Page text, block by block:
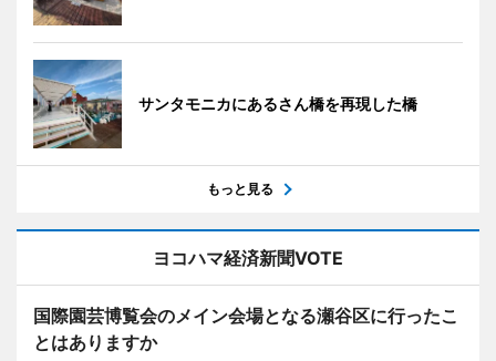
サンタモニカにあるさん橋を再現した橋
もっと見る
ヨコハマ経済新聞VOTE
国際園芸博覧会のメイン会場となる瀬谷区に行ったこ
とはありますか